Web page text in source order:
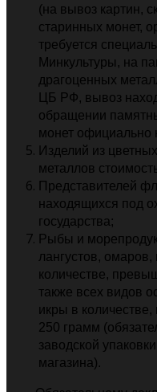
(на вывоз картин,
старинных монет,
требуется
Минкультуры, на
драгоценных
ЦБ РФ, вывоз
обращении
монет официально
Изделий из
металлов
Представителей
находящихся под
государства;
Рыбы и
лангустов, омаров,
количестве,
также всех видов
икры в
250 грамм
заводской
магазина).